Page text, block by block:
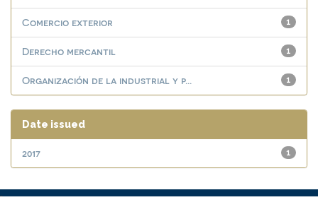
1
Comercio exterior
1
Derecho mercantil
1
Organización de la industrial y p...
Date issued
1
2017